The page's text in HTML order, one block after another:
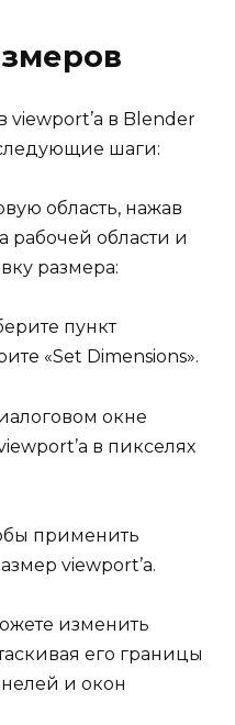
в Blender
шаги:
область, нажав
области и
размера:
пункт
«Set Dimensions».
окне
в пикселях
применить
viewport’а.
изменить
его границы
и окон